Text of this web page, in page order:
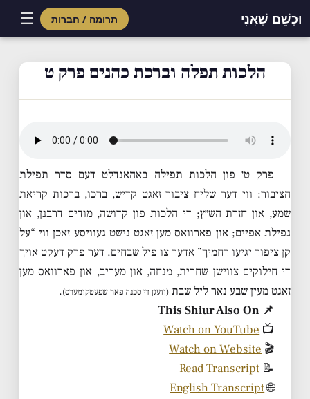
וּכְשֵׁם שֶׁאֲנִי תרומה / חברות ☰
הלכות תפלה וברכת כהנים פרק ט
פרק ט׳ פון הלכות תפילה באהאנדלט דעם סדר תפילת
הציבור: ווי דער שליח ציבור זאגט קדיש, ברכו, ברכות קריאת
שמע, און חזרת הש״ץ; די הלכות פון קדושה, מודים דרבנן, און
נפילת אפיים; און פארוואס מען זאגט נישט געוויסע זאכן ווי “על
קן ציפור יגיעו רחמיך” אדער צו פיל שבחים. דער פרק דעקט אויך
די חילוקים צווישן שחרית, מנחה, און מעריב, און פארוואס מען
זאגט מעין שבע נאר ליל שבת (וועגן די סכנה פאר שפעטקומערס).
📌 This Shiur Also On
📺
Watch on YouTube
🎬
Watch on Website
📝
Read Transcript
🌐
English Transcript